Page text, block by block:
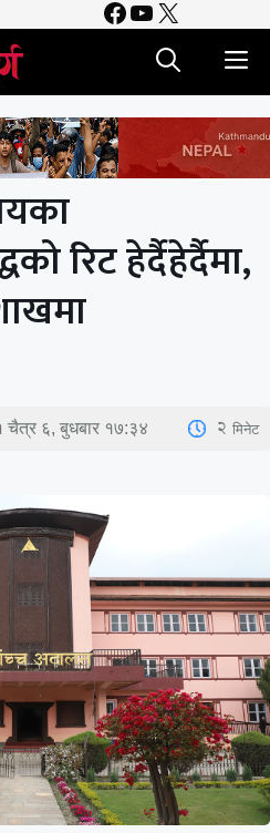
Facebook
YouTube
X
रिट हेर्दैहेर्दैमा,
चैत्र ६, बुधबार १७:३४ 2 मिनेट